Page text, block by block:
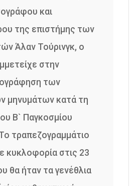
και
της επιστήμης των
Άλαν Τούρινγκ, ο
στην
των
μηνυμάτων κατά τη
Β` Παγκοσμίου
τραπεζογραμμάτιο
κυκλοφορία στις 23
θα ήταν τα γενέθλια